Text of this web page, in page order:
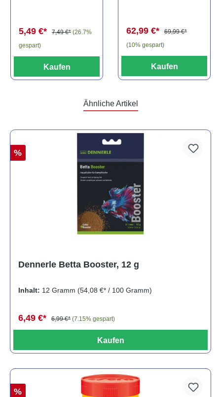
5,49 €* 7,49 €* (26.7%
gespart)
Kaufen
62,99 €*
69,99 €*
(10% gespart)
Kaufen
Ähnliche Artikel
%
Dennerle Betta Booster, 12 g
Inhalt: 12 Gramm (54,08 €* / 100 Gramm)
6,49 €* 6,99 €* (7.15% gespart)
Kaufen
%